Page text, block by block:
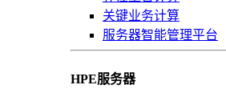
关键业务计算
服务器智能管理平台
HPE服务器